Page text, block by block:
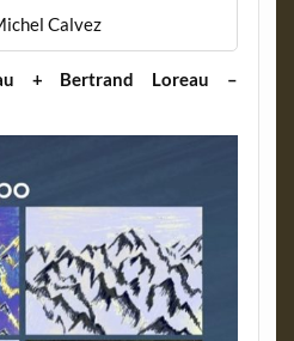
Calvez
+ Bertrand Loreau –